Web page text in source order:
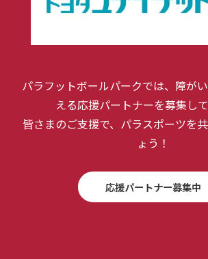
パラフットボールパークでは、障が
える応援パートナーを募集して
皆さまのご支援で、パラスポーツを
ょう！
応援パートナー募集中